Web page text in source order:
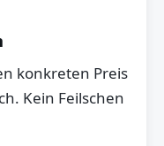
konkreten Preis
Kein Feilschen